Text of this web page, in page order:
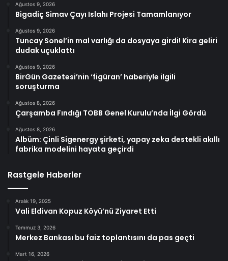
Ağustos 9, 2026
Bigadiç Simav Çayı Islahı Projesi Tamamlanıyor
Ağustos 9, 2026
Tuncay Sonel’in mal varlığı da dosyaya girdi! Kira geliri
dudak uçuklattı
Ağustos 9, 2026
BirGün Gazetesi’nin ‘figüran’ haberiyle ilgili
soruşturma
Ağustos 8, 2026
Çarşamba Fındığı TOBB Genel Kurulu’nda İlgi Gördü
Ağustos 8, 2026
Albüm: Çinli Sigenergy şirketi, yapay zeka destekli akıllı
fabrika modelini hayata geçirdi
Rastgele Haberler
Aralık 19, 2025
Vali Eldivan Kopuz Köyü’nü Ziyaret Etti
Temmuz 3, 2026
Merkez Bankası bu faiz toplantısını da pas geçti
Mart 16, 2026